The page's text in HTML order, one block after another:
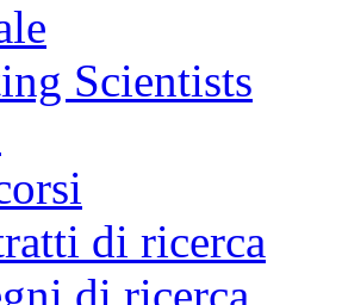
Scientists
di ricerca